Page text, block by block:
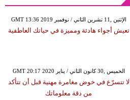
GMT 13:36 2019 الإثنين ,11 تشرين الثاني / نوفمبر
تعيش أجواء هادئة ومميزة في حياتك العاطفية
GMT 20:17 2020 الخميس ,30 كانون الثاني / يناير
لا تتسرّع في خوض مغامرة مهنية قبل أن تتأكد
من دقة معلوماتك